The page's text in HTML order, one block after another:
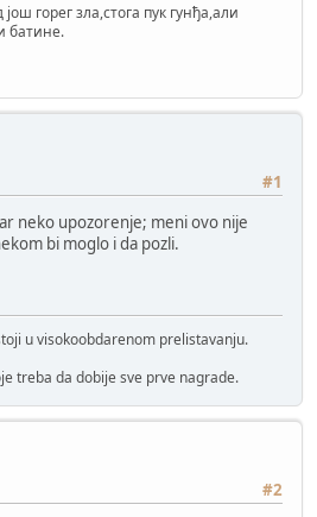
горег зла,стога пук гунђа,али
батине.
#1
neko upozorenje; meni ovo nije
bi moglo i da pozli.
u visokoobdarenom prelistavanju.
treba da dobije sve prve nagrade.
#2